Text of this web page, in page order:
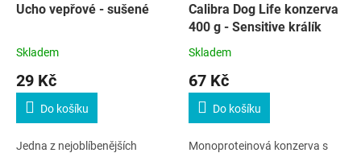
Ucho vepřové - sušené
Skladem
29 Kč
Do košíku
Jedna z nejoblíbenějších
Calibra Dog Life konzerva
400 g - Sensitive králík
Skladem
67 Kč
Do košíku
Monoproteinová konzerva s